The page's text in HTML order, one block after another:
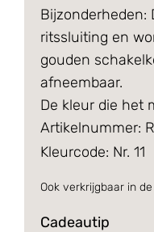
Bijzonderheden:
ritssluiting en
gouden
afneembaar.
De kleur die het
Artikelnummer:
Kleurcode: Nr. 11
Ook verkrijgbaar in
Cadeautip